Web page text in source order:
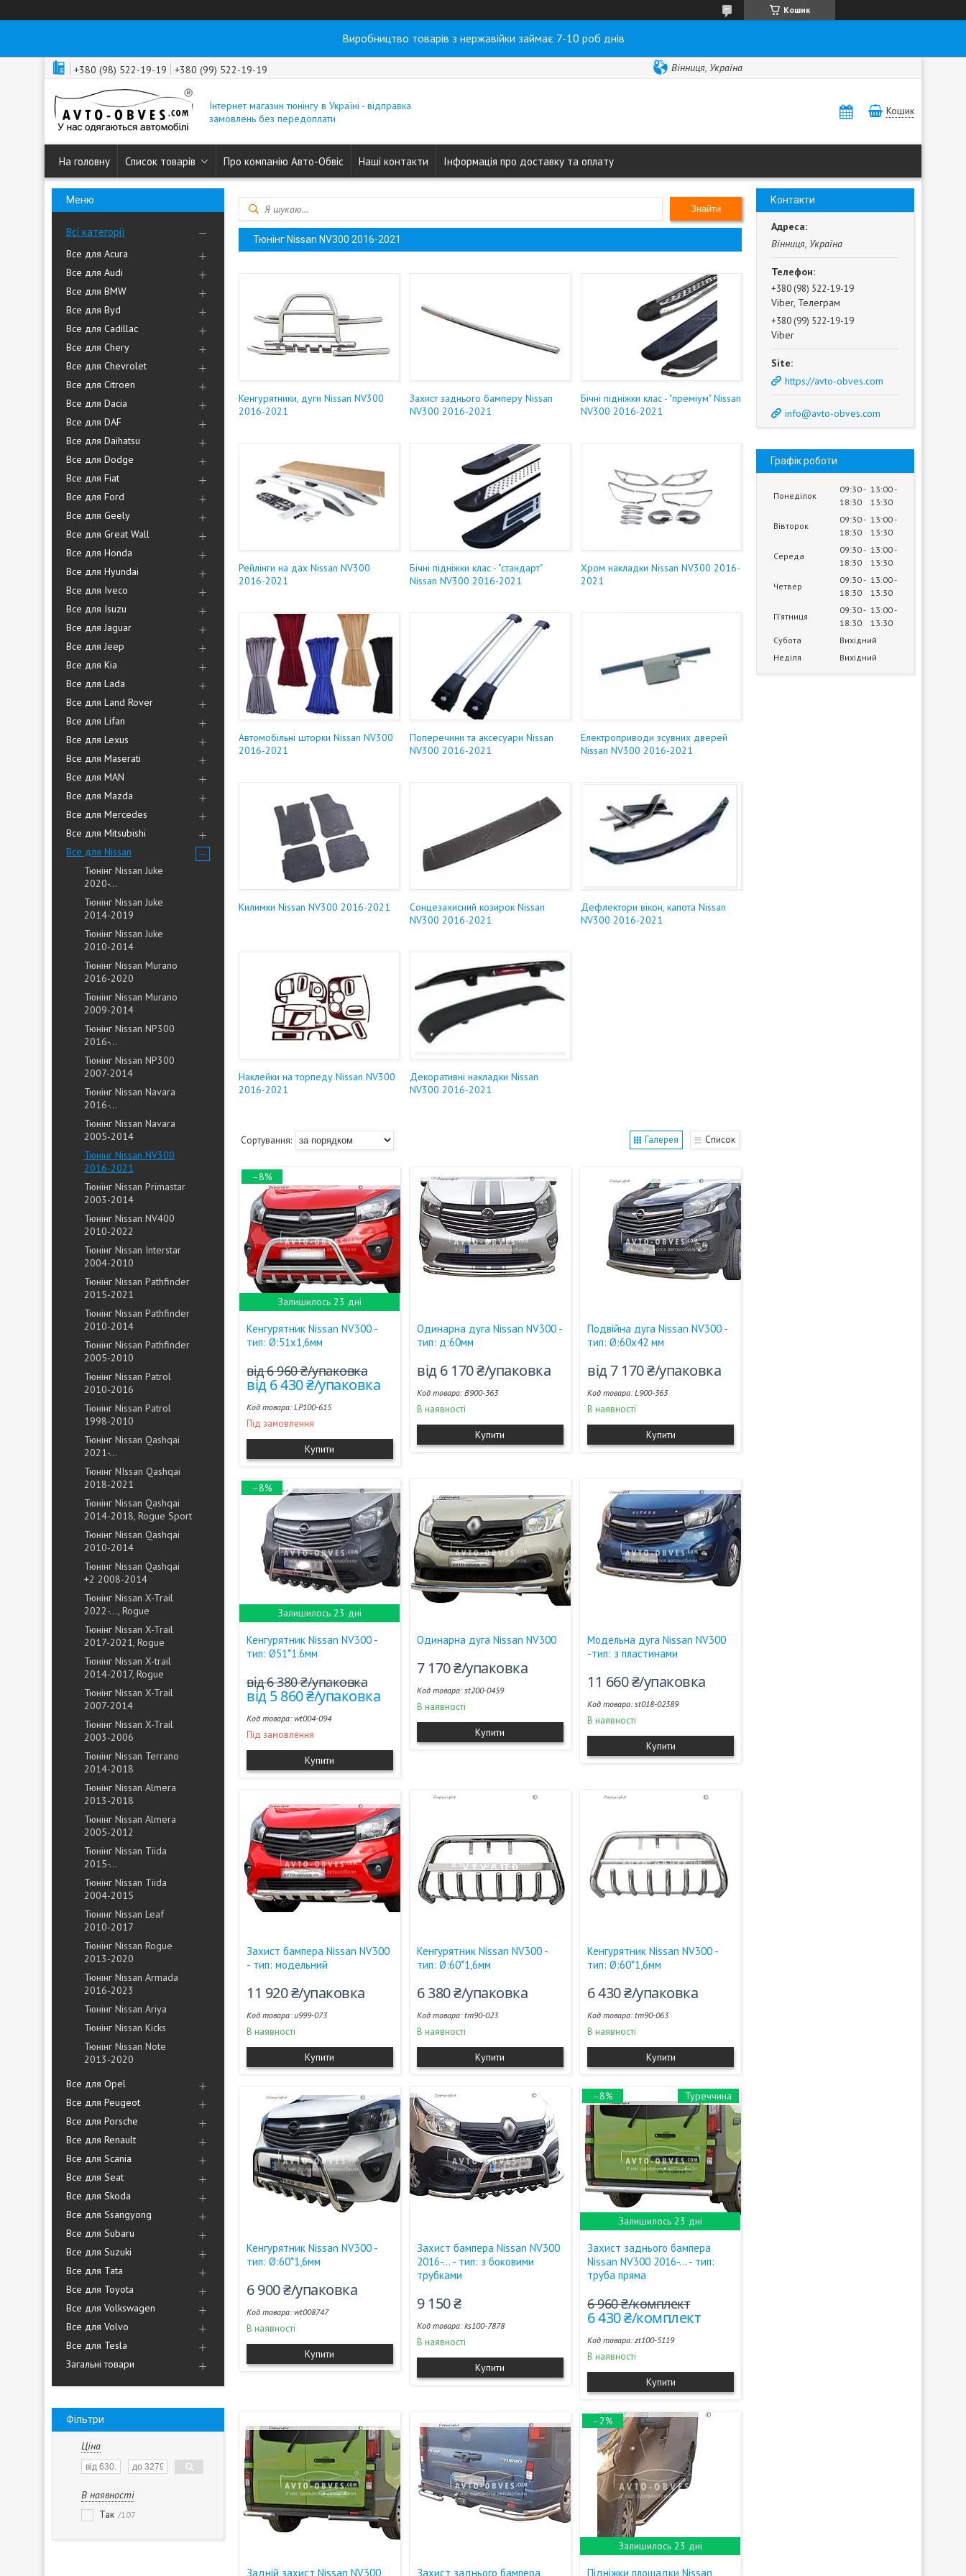
Кошик
Виробництво товарів з нержавійки займає 7-10 роб днів
+380 (98) 522-19-19 +380 (99) 522-19-19 Вінниця, Україна
Інтернет магазин тюнінгу в Україні - відправка
замовлень без передоплати
Кошик
На головну Список товарів Про компанію Авто-Обвіс Наші контакти Інформація про доставку та оплату
Всі категорії
Все для Acura
Все для Audi
Все для BMW
Все для Byd
Все для Cadillac
Все для Chery
Все для Chevrolet
Все для Citroen
Все для Dacia
Все для DAF
Все для Daihatsu
Все для Dodge
Все для Fiat
Все для Ford
Все для Geely
Все для Great Wall
Все для Honda
Все для Hyundai
Все для Iveco
Все для Isuzu
Все для Jaguar
Все для Jeep
Все для Kia
Все для Lada
Все для Land Rover
Все для Lifan
Все для Lexus
Все для Maserati
Все для MAN
Все для Mazda
Все для Mercedes
Все для Mitsubishi
Все для Nissan
Тюнінг Nissan Juke
2020-...
Тюнінг Nissan Juke
2014-2019
Тюнінг Nissan Juke
2010-2014
Тюнінг Nissan Murano
2016-2020
Тюнінг Nissan Murano
2009-2014
Тюнінг Nissan NP300
2016-...
Тюнінг Nissan NP300
2007-2014
Тюнінг Nissan Navara
2016-...
Тюнінг Nissan Navara
2005-2014
Тюнінг Nissan NV300
2016-2021
Тюнінг Nissan Primastar
2003-2014
Тюнінг Nissan NV400
2010-2022
Тюнінг Nissan Interstar
2004-2010
Тюнінг Nissan Pathfinder
2015-2021
Тюнінг Nissan Pathfinder
2010-2014
Тюнінг Nissan Pathfinder
2005-2010
Тюнінг Nissan Patrol
2010-2016
Тюнінг Nissan Patrol
1998-2010
Тюнінг Nissan Qashqai
2021-...
Тюнінг NIssan Qashqai
2018-2021
Тюнінг Nissan Qashqai
2014-2018, Rogue Sport
Тюнінг Nissan Qashqai
2010-2014
Тюнінг Nissan Qashqai
+2 2008-2014
Тюнінг Nissan X-Trail
2022-..., Rogue
Тюнінг Nissan X-Trail
2017-2021, Rogue
Тюнінг Nissan X-trail
2014-2017, Rogue
Тюнінг Nissan X-Trail
2007-2014
Тюнінг Nissan X-Trail
2003-2006
Тюнінг Nissan Terrano
2014-2018
Тюнінг Nissan Almera
2013-2018
Тюнінг Nissan Almera
2005-2012
Тюнінг Nissan Tiida
2015-...
Тюнінг Nissan Tiida
2004-2015
Тюнінг Nissan Leaf
2010-2017
Тюнінг Nissan Rogue
2013-2020
Тюнінг Nissan Armada
2016-2023
Тюнінг Nissan Ariya
Тюнінг Nissan Kicks
Тюнінг Nissan Note
2013-2020
Все для Opel
Все для Peugeot
Все для Porsche
Все для Renault
Все для Scania
Все для Seat
Все для Skoda
Все для Ssangyong
Все для Subaru
Все для Suzuki
Все для Tata
Все для Toyota
Все для Volkswagen
Все для Volvo
Все для Tesla
Загальні товари
Фільтри
Ціна
В наявності
Так 107
Знайти
Тюнінг Nissan NV300 2016-2021
Кенгурятники, дуги Nissan NV300
2016-2021
Захист заднього бамперу Nissan
NV300 2016-2021
Бічні підніжки клас - "преміум" Nissan
NV300 2016-2021
Рейлінги на дах Nissan NV300
2016-2021
Бічні підніжки клас - "стандарт"
Nissan NV300 2016-2021
Хром накладки Nissan NV300 2016-
2021
Автомобільні шторки Nissan NV300
2016-2021
Поперечини та аксесуари Nissan
NV300 2016-2021
Електроприводи зсувних дверей
Nissan NV300 2016-2021
Килимки Nissan NV300 2016-2021
Сонцезахисний козирок Nissan
NV300 2016-2021
Дефлектори вікон, капота Nissan
NV300 2016-2021
Наклейки на торпеду Nissan NV300
2016-2021
Декоративні накладки Nissan
NV300 2016-2021
Галерея Список
–8%
Залишилось 23 дні
Кенгурятник Nissan NV300 -
тип: Ø:51х1,6мм
від 6 960 ₴/упаковка
від 6 430 ₴/упаковка
LP100-615
Під замовлення
Купити
Одинарна дуга Nissan NV300 -
тип: д:60мм
від 6 170 ₴/упаковка
B900-363
В наявності
Купити
Подвійна дуга Nissan NV300 -
тип: Ø:60х42 мм
від 7 170 ₴/упаковка
L900-363
В наявності
Купити
–8%
Залишилось 23 дні
Кенгурятник Nissan NV300 -
тип: Ø51*1.6мм
від 6 380 ₴/упаковка
від 5 860 ₴/упаковка
wt004-094
Під замовлення
Купити
Одинарна дуга Nissan NV300
7 170 ₴/упаковка
st200-0459
В наявності
Купити
Модельна дуга Nissan NV300
-тип: з пластинами
11 660 ₴/упаковка
st018-02389
В наявності
Купити
Захист бампера Nissan NV300
- тип: модельний
11 920 ₴/упаковка
u999-073
В наявності
Купити
Кенгурятник Nissan NV300 -
тип: Ø:60*1,6мм
6 380 ₴/упаковка
tm90-023
В наявності
Купити
Кенгурятник Nissan NV300 -
тип: Ø:60*1,6мм
6 430 ₴/упаковка
tm90-063
В наявності
Купити
Кенгурятник Nissan NV300 -
тип: Ø:60*1,6мм
6 900 ₴/упаковка
wt008747
В наявності
Купити
Захист бампера Nissan NV300
2016-... - тип: з боковими
трубками
9 150 ₴
ks100-7878
В наявності
Купити
–8%
Залишилось 23 дні
Туреччина
Захист заднього бампера
Nissan NV300 2016-... - тип:
труба пряма
6 960 ₴/комплект
6 430 ₴/комплект
zt100-5119
В наявності
Купити
Задній захист Nissan NV300 Захист заднього бампера
–2%
Залишилось 23 дні
Підніжки площадки Nissan
Контакти
Вінниця, Україна
+380 (98) 522-19-19
Viber, Телеграм
+380 (99) 522-19-19
Viber
https://avto-obves.com
info@avto-obves.com
Графік роботи
Понеділок
09:30
18:30
13:00
13:30
Вівторок
09:30
18:30
13:00
13:30
Середа
09:30
18:30
13:00
13:30
Четвер
09:30
18:30
13:00
13:30
Пʼятниця
09:30
18:30
13:00
13:30
Субота
Вихідний
Неділя
Вихідний